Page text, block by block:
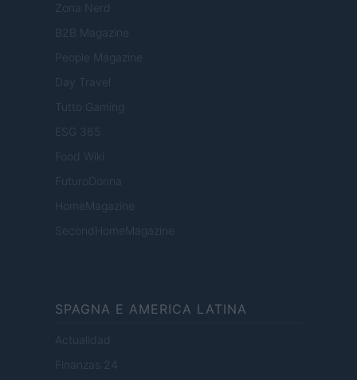
Zona Nerd
B2B Magazine
People Magazine
Day Travel
Tutto Gaming
ESG 365
Food Wiki
FuturoDonna
HomeMagazine
SecondHomeMagazine
SPAGNA E AMERICA LATINA
Actualidad
Finanzas 24